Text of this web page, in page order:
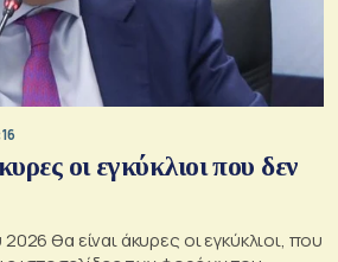
οι εγκύκλιοι που δεν
θα είναι άκυρες οι εγκύκλιοι, που